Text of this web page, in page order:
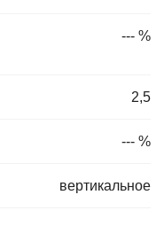
--- %
2,5
--- %
вертикальное